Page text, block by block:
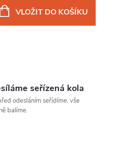
VLOŽIT DO KOŠÍKU
seřízená kola
odesláním seřídíme, vše
balíme.